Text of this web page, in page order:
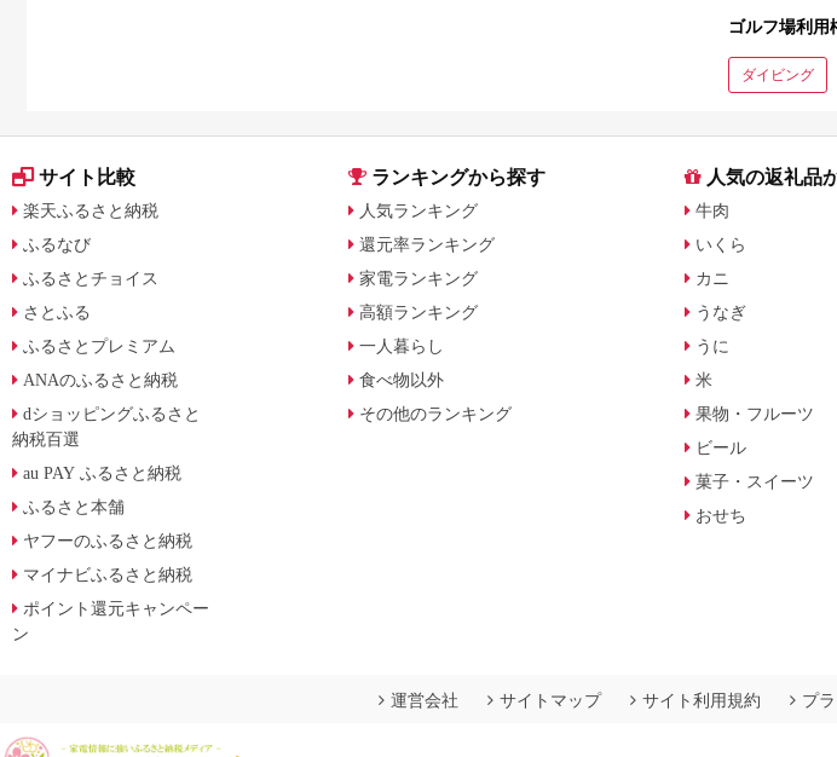
ゴルフ場利用
ダイビング
サイト比較
楽天ふるさと納税
ふるなび
ふるさとチョイス
さとふる
ふるさとプレミアム
ANAのふるさと納税
dショッピングふるさと
納税百選
au PAY ふるさと納税
ふるさと本舗
ヤフーのふるさと納税
マイナビふるさと納税
ポイント還元キャンペー
ン
ランキングから探す
人気ランキング
還元率ランキング
家電ランキング
高額ランキング
一人暮らし
食べ物以外
その他のランキング
人気の返礼品
牛肉
いくら
カニ
うなぎ
うに
米
果物・フルーツ
ビール
菓子・スイーツ
おせち
運営会社 サイトマップ サイト利用規約 プ